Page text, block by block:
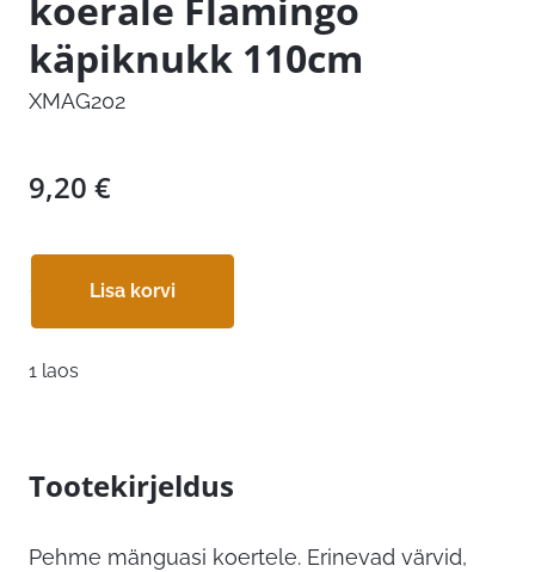
käpiknukk 110cm
XMAG202
9,20 €
Lisa korvi
1 laos
Tootekirjeldus
Pehme mänguasi koertele. Erinevad värvid,